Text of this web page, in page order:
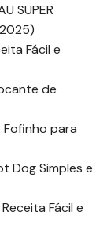
SUPER
Fácil e
de
para
Dog Simples e
Fácil e